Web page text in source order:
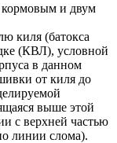
кормовым и двум
киля (батокса
(КВЛ), условной
в данном
от киля до
выше этой
с верхней частью
линии слома).